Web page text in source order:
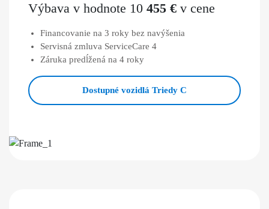
Výbava v hodnote 10 455 € v cene
Financovanie na 3 roky bez navýšenia
Servisná zmluva ServiceCare 4
Záruka predĺžená na 4 roky
Dostupné vozidlá Triedy C